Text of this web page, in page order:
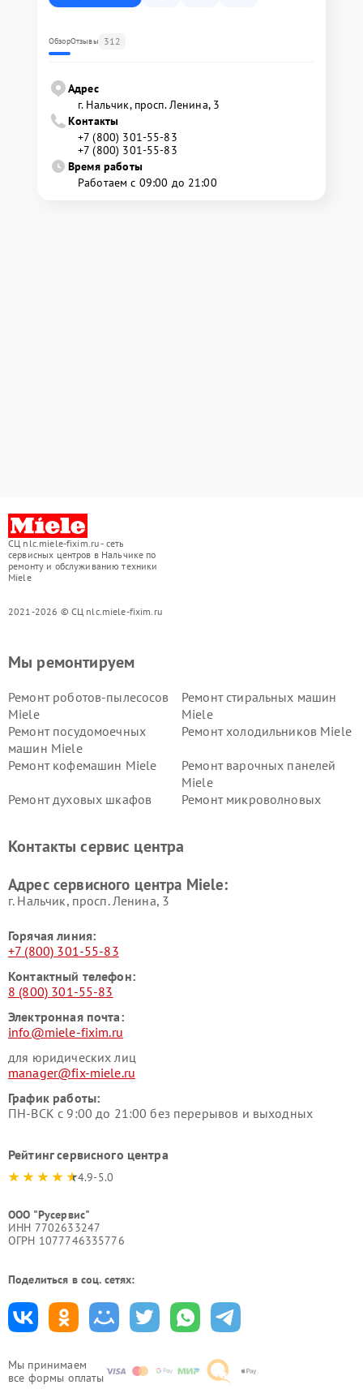
ОбзорОтзывы 312
Адрес
г. Нальчик, просп. Ленина, 3
Контакты
+7 (800) 301-55-83
+7 (800) 301-55-83
Время работы
Работаем с 09:00 до 21:00
СЦ nlc.miele-fixim.ru - сеть
сервисных центров в Нальчике по
ремонту и обслуживанию техники
Miele
2021-2026 © СЦ nlc.miele-fixim.ru
Мы принимаем
все формы оплаты
Мы ремонтируем
Ремонт роботов-пылесосов
Miele
Ремонт стиральных машин
Miele
Ремонт посудомоечных
машин Miele
Ремонт холодильников Miele
Ремонт кофемашин Miele
Ремонт варочных панелей
Miele
Ремонт духовых шкафов
Ремонт микроволновых
Miele
Miele
пылесосов Miele
Контакты сервис центра
Адрес сервисного центра Miele:
г. Нальчик, просп. Ленина, 3
Горячая линия:
+7 (800) 301-55-83
Контактный телефон:
8 (800) 301-55-83
Электронная почта:
info@miele-fixim.ru
для юридических лиц
manager@fix-miele.ru
График работы:
ПН-ВСК с 9:00 до 21:00 без перерывов и выходных
Рейтинг сервисного центра
4.9-5.0
ООО "Русервис"
ИНН 7702633247
ОГРН 1077746335776
Поделиться в соц. сетях: